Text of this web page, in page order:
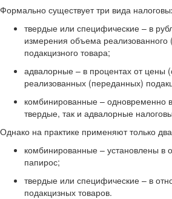
Формально существует три вида
твердые или специфические – в
измерения объема реализованного
подакцизного товара;
адвалорные – в процентах от цены
реализованных (переданных)
комбинированные – одновременно
твердые, так и адвалорные
Однако на практике применяют только
комбинированные – установлены в
папирос;
твердые или специфические – в
подакцизных товаров.